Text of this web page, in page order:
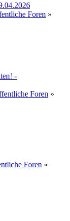
Foren »
-
Foren »
Foren »